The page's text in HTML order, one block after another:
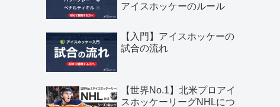
アイスホッケーのルール
【入門】アイスホッケーの
試合の流れ
【世界No.1】北米プロアイ
スホッケーリーグNHLにつ